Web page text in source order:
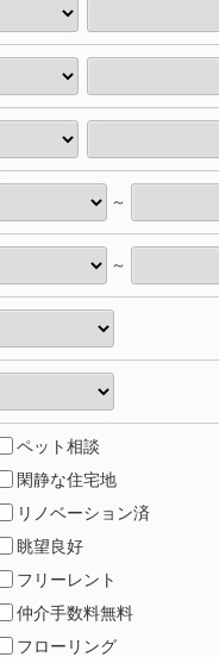
～
～
ペット相談
閑静な住宅地
リノベーション済
眺望良好
フリーレント
仲介手数料無料
フローリング